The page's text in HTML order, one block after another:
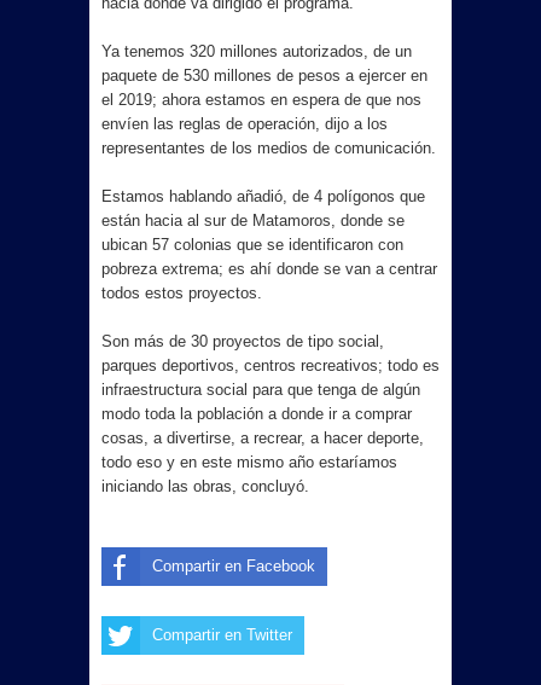
Ya tenemos 320 millones autorizados, de un
paquete de 530 millones de pesos a ejercer en
el 2019; ahora estamos en espera de que nos
envíen las reglas de operación, dijo a los
representantes de los medios de comunicación.
Estamos hablando añadió, de 4 polígonos que
están hacia al sur de Matamoros, donde se
ubican 57 colonias que se identificaron con
pobreza extrema; es ahí donde se van a centrar
todos estos proyectos.
Son más de 30 proyectos de tipo social,
parques deportivos, centros recreativos; todo es
infraestructura social para que tenga de algún
modo toda la población a donde ir a comprar
cosas, a divertirse, a recrear, a hacer deporte,
todo eso y en este mismo año estaríamos
iniciando las obras, concluyó.
Compartir en Facebook
Compartir en Twitter